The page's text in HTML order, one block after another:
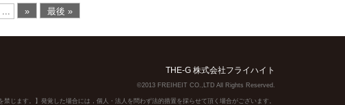
... » 最後 »
THE-G 株式会社フライハイト
©2013 FREIHEIT CO.,LTD All Rights Reserved.
禁じます。】発覚した場合には，個人・法人を問わず法的措置を採らせて頂く場合がございます。